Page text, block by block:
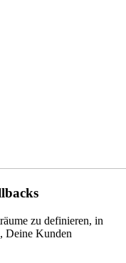
zu definieren, in
Deine Kunden